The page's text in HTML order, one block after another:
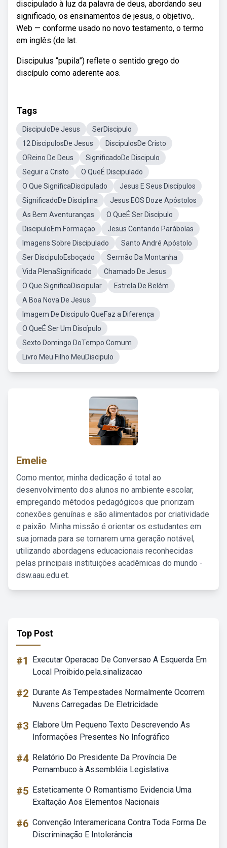
discipulado à luz da palavra de deus, abordando seu
significado, os ensinamentos de jesus, o objetivo,.
Web — conforme usado no novo testamento, o termo
em inglês (de lat.
Discipulus “pupila”) reflete o sentido grego do
discípulo como aderente aos.
Tags
DiscipuloDe Jesus
SerDiscipulo
12 DiscipulosDe Jesus
DiscipulosDe Cristo
OReino De Deus
SignificadoDe Discipulo
Seguir a Cristo
O QueÉ Discipulado
O Que SignificaDiscipulado
Jesus E Seus Discípulos
SignificadoDe Disciplina
Jesus EOS Doze Apóstolos
As Bem Aventuranças
O QueÉ Ser Discípulo
DiscipuloEm Formaçao
Jesus Contando Parábolas
Imagens Sobre Discipulado
Santo André Apóstolo
Ser DiscipuloEsboçado
Sermão Da Montanha
Vida PlenaSignificado
Chamado De Jesus
O Que SignificaDiscipular
Estrela De Belém
A Boa Nova De Jesus
Imagem De Discipulo QueFaz a Diferença
O QueÉ Ser Um Discípulo
Sexto Domingo DoTempo Comum
Livro Meu Filho MeuDiscipulo
Emelie
Como mentor, minha dedicação é total ao
desenvolvimento dos alunos no ambiente escolar,
empregando métodos pedagógicos que priorizam
conexões genuínas e são alimentados por criatividade
e paixão. Minha missão é orientar os estudantes em
sua jornada para se tornarem uma geração notável,
utilizando abordagens educacionais reconhecidas
pelas principais instituições acadêmicas do mundo -
dsw.aau.edu.et.
Top Post
#1
Executar Operacao De Conversao A Esquerda Em
Local Proibido.pela.sinalizacao
#2 Durante As Tempestades Normalmente Ocorrem
Nuvens Carregadas De Eletricidade
#3 Elabore Um Pequeno Texto Descrevendo As
Informações Presentes No Infográfico
#4 Relatório Do Presidente Da Província De
Pernambuco à Assembléia Legislativa
#5 Esteticamente O Romantismo Evidencia Uma
Exaltação Aos Elementos Nacionais
#6 Convenção Interamericana Contra Toda Forma De
Discriminação E Intolerância